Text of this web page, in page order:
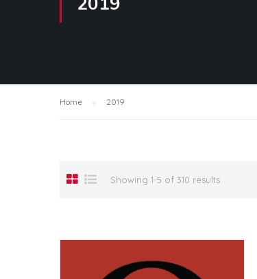
Home 2019
Showing 1-5 of 310 results